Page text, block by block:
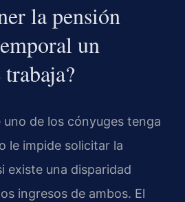
la pensión
un
uno de los cónyuges tenga
le impide solicitar la
existe una disparidad
ingresos de ambos. El